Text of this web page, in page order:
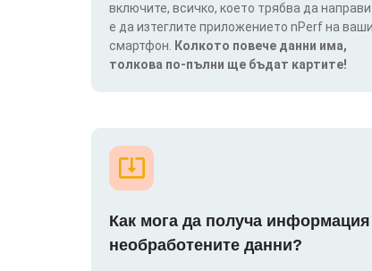
включите, всичко, което трябва да
е да изтеглите приложението nPerf на
смартфон.
Колкото повече данни има,
толкова по-пълни ще бъдат картите!
Как мога да получа информация
необработените данни?